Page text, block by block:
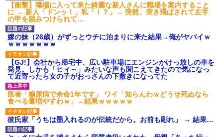
【衝撃】職場に入って来た綺麗な新人さんに職場を案内すること
に → 新人「ドンッ！」私「！？」→ 突然、突き飛ばされて左手
の甲を踏みつけられて…
嫁の妹（26歳）がずっとウチに泊まりに来た結果→俺がヤバイｗ
ｗｗｗｗｗｗｗ
【GJ!】会社から帰宅中、広い駐車場にエンジンかけっ放しの車を
発見。しかも「ヒィ～」みたいな声も聞こえてきたので気になっ
て近寄ったら女の子がおっさんの下敷きになってた
医者「糖尿病で余命1年です」 ワイ「知らんわｗどうせ死ぬなら
食べる量増やすわｗ」→結果ｗｗｗｗｗ
彼氏家「うちは墨入れるのが伝統だから。お前も彫れ」 → 結果…